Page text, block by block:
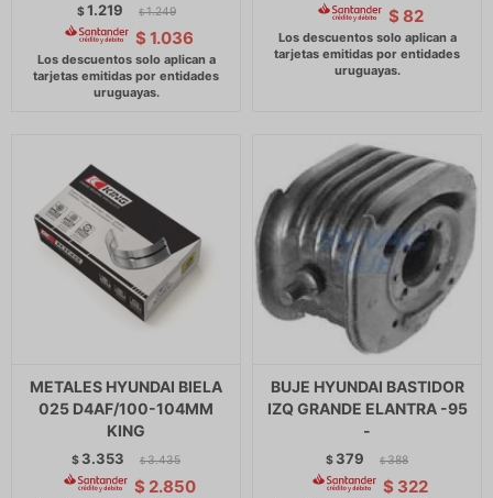
$1.219 $ 1.249
$ 1.036
$ 82
METALES HYUNDAI BIELA
025 D4AF/100-104MM
KING
$ 3.353 $ 3.435
$ 2.850
BUJE HYUNDAI BASTIDOR
IZQ GRANDE ELANTRA -95
-
$ 379 $ 388
$ 322